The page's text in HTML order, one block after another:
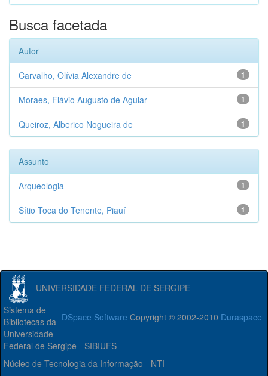
Busca facetada
Autor
1
Carvalho, Olívia Alexandre de
1
Moraes, Flávio Augusto de Aguiar
1
Queiroz, Alberico Nogueira de
Assunto
1
Arqueologia
1
Sítio Toca do Tenente, Piauí
UNIVERSIDADE FEDERAL DE SERGIPE
DSpace Software Copyright © 2002-2010 Duraspace
Sistema de
Bibliotecas da
Universidade
Federal de Sergipe - SIBIUFS
Núcleo de Tecnologia da Informação - NTI